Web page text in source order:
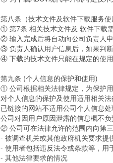
第八条（技术文件及软件下载服务
① 第7条 相关技术文件及 软件下载
② 输入完成后将自动向公司负责人
③ 负责人确认用户信息后，如果判
④ 下载的技术文件只能在规定的使
第九条 (个人信息的保护和使用)
① 公司根据相关法律规定，为保护
对个人信息的保护及使用适用相关
已链接的网站不适用公司个人信息
公司对因用户原因泄露的信息概不
② 公司可在法律允许的范围内向第
- 被调查机关或其他政府机关要求提
- 使用者包括违反法令或条款等，用
- 其他法律要求的情况